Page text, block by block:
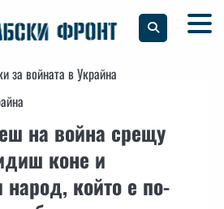
за войната в Украйна
на война срещу
коне и
който е по-